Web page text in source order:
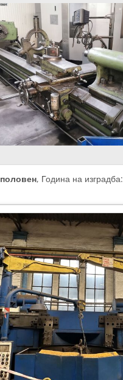
половен, Година на изградба: